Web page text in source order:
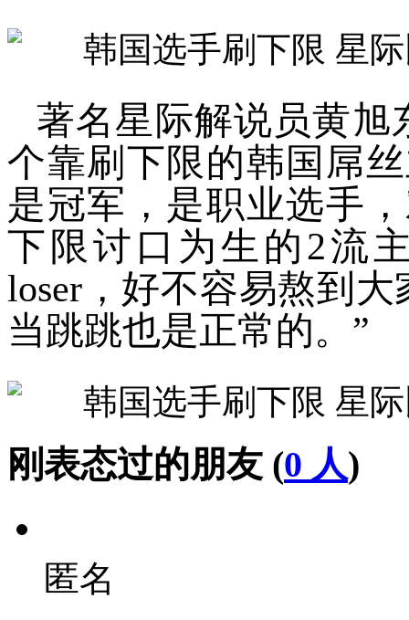
著名星际解说员黄旭
个靠刷下限的韩国屌
是冠军，是职业选手
下限讨口为生的2流
loser，好不容易熬到
当跳跳也是正常的。”
刚表态过的朋友 (0 人)
匿名